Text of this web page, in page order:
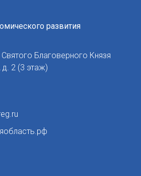
развития
Святого Благоверного Князя
д. 2 (3 этаж)